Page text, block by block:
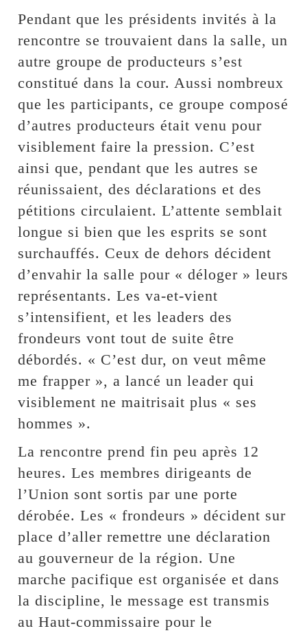
Pendant que les présidents invités à la
rencontre se trouvaient dans la salle, un
autre groupe de producteurs s’est
constitué dans la cour. Aussi nombreux
que les participants, ce groupe composé
d’autres producteurs était venu pour
visiblement faire la pression. C’est
ainsi que, pendant que les autres se
réunissaient, des déclarations et des
pétitions circulaient. L’attente semblait
longue si bien que les esprits se sont
surchauffés. Ceux de dehors décident
d’envahir la salle pour « déloger » leurs
représentants. Les va-et-vient
s’intensifient, et les leaders des
frondeurs vont tout de suite être
débordés. « C’est dur, on veut même
me frapper », a lancé un leader qui
visiblement ne maitrisait plus « ses
hommes ».
La rencontre prend fin peu après 12
heures. Les membres dirigeants de
l’Union sont sortis par une porte
dérobée. Les « frondeurs » décident sur
place d’aller remettre une déclaration
au gouverneur de la région. Une
marche pacifique est organisée et dans
la discipline, le message est transmis
au Haut-commissaire pour le